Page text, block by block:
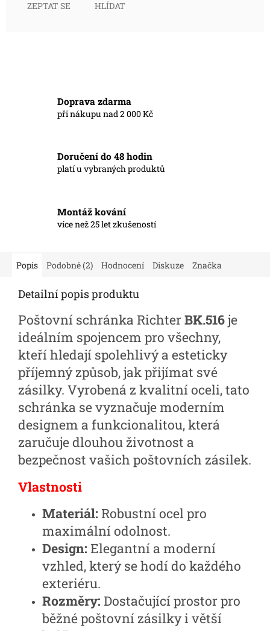
ZEPTAT SE HLÍDAT
Doprava zdarma
při nákupu nad 2 000 Kč
Doručení do 48 hodin
platí u vybraných produktů
Montáž kování
více než 25 let zkušeností
Popis Podobné (2) Hodnocení Diskuze Značka
Detailní popis produktu
Poštovní schránka RichterBK.516je
ideálním spojencem pro všechny,
kteří hledají spolehlivý a esteticky
příjemný způsob, jak přijímat své
zásilky. Vyrobená z kvalitní oceli, tato
schránka se vyznačuje moderním
designem a funkcionalitou, která
zaručuje dlouhou životnost a
bezpečnost vašich poštovních zásilek.
Vlastnosti
Materiál: Robustní ocel pro
maximální odolnost.
Design: Elegantní a moderní
vzhled, který se hodí do každého
exteriéru.
Rozměry: Dostačující prostor pro
běžné poštovní zásilky i větší